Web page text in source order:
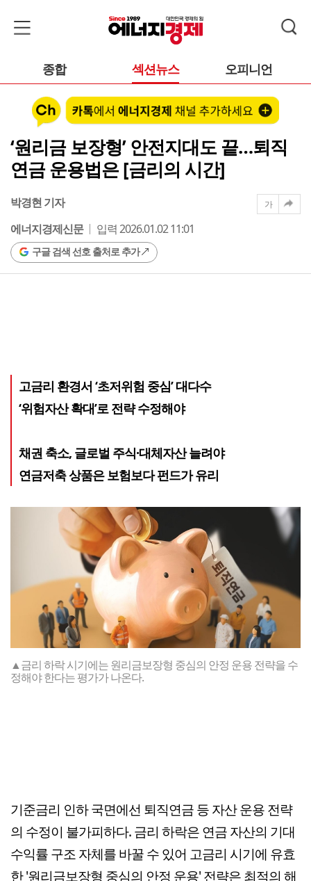
종합 섹션뉴스 오피니언
‘원리금 보장형’ 안전지대도 끝…퇴직
연금 운용법은 [금리의 시간]
박경현 기자
에너지경제신문
입력 2026.01.02 11:01
구글 검색 선호 출처로 추가
가
고금리 환경서 ‘초저위험 중심’ 대다수
‘위험자산 확대’로 전략 수정해야
채권 축소, 글로벌 주식·대체자산 늘려야
연금저축 상품은 보험보다 펀드가 유리
▲금리 하락 시기에는 원리금보장형 중심의 안정 운용 전략을 수
정해야 한다는 평가가 나온다.
기준금리 인하 국면에선 퇴직연금 등 자산 운용 전략
의 수정이 불가피하다. 금리 하락은 연금 자산의 기대
수익률 구조 자체를 바꿀 수 있어 고금리 시기에 유효
한 '원리금보장형 중심의 안정 운용' 전략은 최적의 해